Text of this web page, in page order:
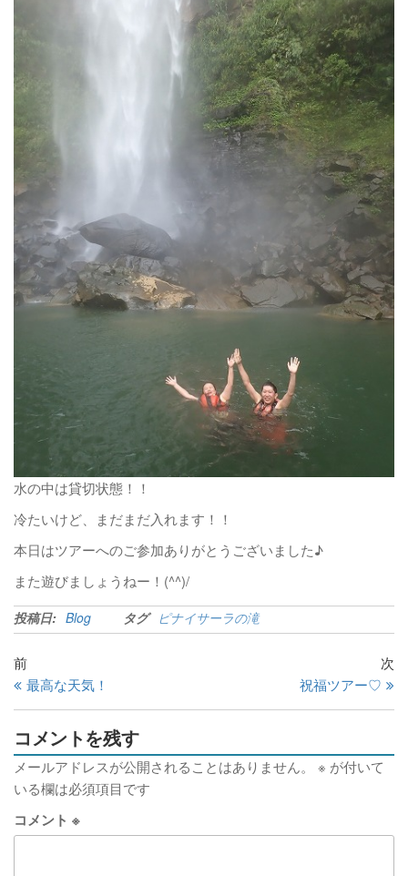
水の中は貸切状態！！
冷たいけど、まだまだ入れます！！
本日はツアーへのご参加ありがとうございました♪
また遊びましょうねー！(^^)/
投稿日: Blog タグ ピナイサーラの滝
前
最高な天気！
次
祝福ツアー♡
コメントを残す
メールアドレスが公開されることはありません。 ※ が付いて
いる欄は必須項目です
コメント ※